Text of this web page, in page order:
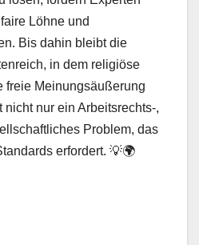
Löhne und
Bis dahin bleibt die
in dem religiöse
freie Meinungsäußerung
nur ein Arbeitsrechts-,
Problem, das
erfordert. 💡🌍